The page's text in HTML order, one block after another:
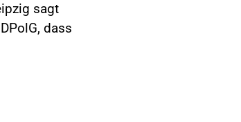
sagt
dass